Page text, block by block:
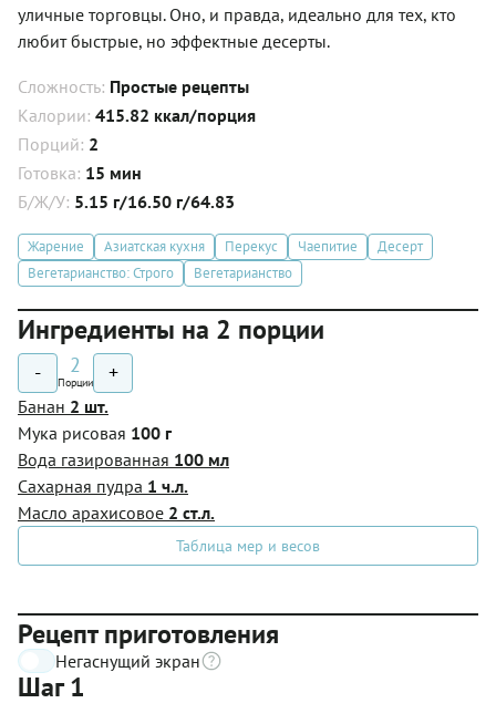
уличные торговцы. Оно, и правда, идеально для тех, кто
любит быстрые, но эффектные десерты.
Сложность: Простые рецепты
Калории: 415.82 ккал/порция
Порций: 2
Готовка: 15 мин
Б/Ж/У: 5.15 г/16.50 г/64.83
Жарение Азиатская кухня Перекус Чаепитие
Десерт
Вегетарианство: Строго
Вегетарианство
Ингредиенты на 2 порции
- 2
Порции +
Банан 2 шт.
Мука рисовая 100 г
Вода газированная 100 мл
Сахарная пудра 1 ч.л.
Масло арахисовое 2 ст.л.
Таблица мер и весов
Рецепт приготовления
Негаснущий экран
Шаг 1